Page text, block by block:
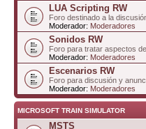
LUA Scripting RW
Foro destinado a la
Moderador: Moderadores
Sonidos RW
Foro para tratar aspectos
Moderador: Moderadores
Escenarios RW
Foro para discusión y
Moderador: Moderadores
MICROSOFT TRAIN SIMULATOR
MSTS